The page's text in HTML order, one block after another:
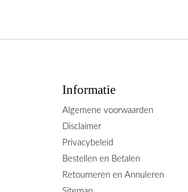
Informatie
Algemene voorwaarden
Disclaimer
Privacybeleid
Bestellen en Betalen
Retourneren en Annuleren